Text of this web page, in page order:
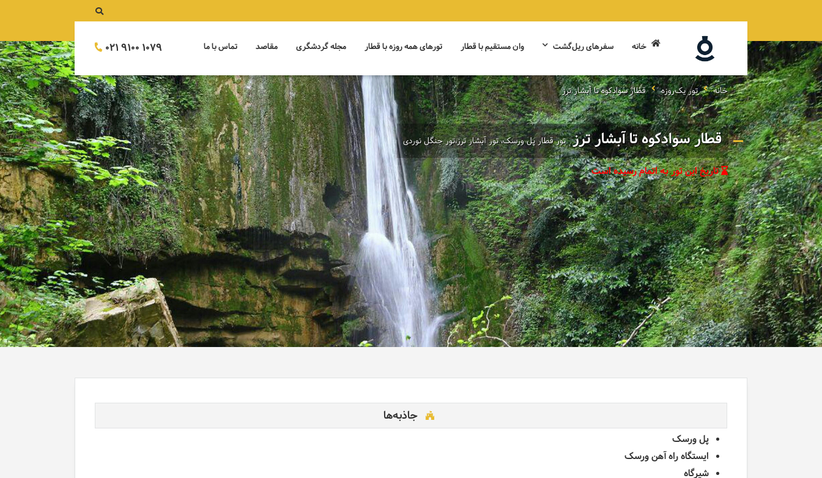
خانه سفرهای ریل‌گشت وان مستقیم با قطار تورهای همه روزه با قطار مجله گردشگری مقاصد تماس با ما 021 9100 1079
خانه تور یک‌روزه قطار سوادکوه تا آبشار ترز
قطار سوادکوه تا آبشار ترز تور قطار پل ورسک، تور آبشار ترز،تور جنگل نوردی
تاریخ این تور به اتمام رسیده است
جاذبه‌ها
پل ورسک
ایستگاه راه آهن ورسک
شیرگاه